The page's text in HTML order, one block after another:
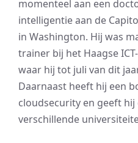
momenteel aan een
intelligentie aan de
in Washington. Hij was
trainer bij het Haagse
waar hij tot juli van dit
Daarnaast heeft hij een
cloudsecurity en geeft hij
verschillende